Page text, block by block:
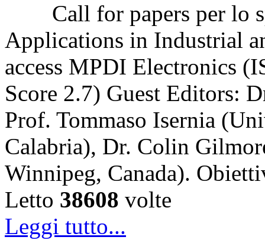
Call for papers per lo
Applications in Industrial
access MPDI Electronics
Score 2.7) Guest Editors:
Prof. Tommaso Isernia
Calabria), Dr. Colin
Winnipeg, Canada).
Letto 38608 volte
Leggi tutto...